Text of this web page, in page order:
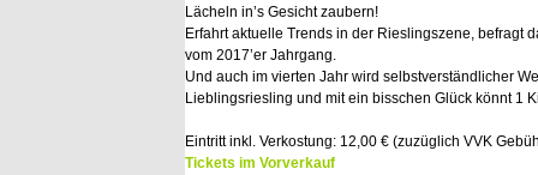
Lächeln in’s Gesicht zaubern!
Erfahrt aktuelle Trends in der Rieslingszene, befragt
vom 2017’er Jahrgang.
Und auch im vierten Jahr wird selbstverständlicher
Lieblingsriesling und mit ein bisschen Glück könnt 1
Eintritt inkl. Verkostung: 12,00 € (zuzüglich VVK
Tickets im Vorverkauf